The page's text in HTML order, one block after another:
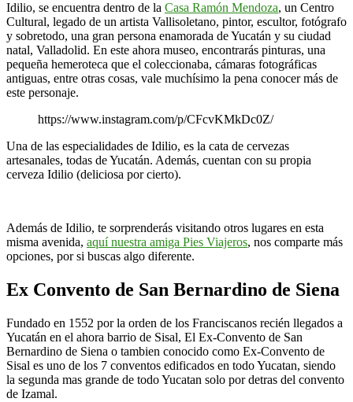
Idilio, se encuentra dentro de la Casa Ramón Mendoza, un Centro
Cultural, legado de un artista Vallisoletano, pintor, escultor, fotógrafo
y sobretodo, una gran persona enamorada de Yucatán y su ciudad
natal, Valladolid. En este ahora museo, encontrarás pinturas, una
pequeña hemeroteca que el coleccionaba, cámaras fotográficas
antiguas, entre otras cosas, vale muchísimo la pena conocer más de
este personaje.
https://www.instagram.com/p/CFcvKMkDc0Z/
Una de las especialidades de Idilio, es la cata de cervezas
artesanales, todas de Yucatán. Además, cuentan con su propia
cerveza Idilio (deliciosa por cierto).
Además de Idilio, te sorprenderás visitando otros lugares en esta
misma avenida, aquí nuestra amiga Pies Viajeros, nos comparte más
opciones, por si buscas algo diferente.
Ex Convento de San Bernardino de Siena
Fundado en 1552 por la orden de los Franciscanos recién llegados a
Yucatán en el ahora barrio de Sisal, El Ex-Convento de San
Bernardino de Siena o tambien conocido como Ex-Convento de
Sisal es uno de los 7 conventos edificados en todo Yucatan, siendo
la segunda mas grande de todo Yucatan solo por detras del convento
de Izamal.